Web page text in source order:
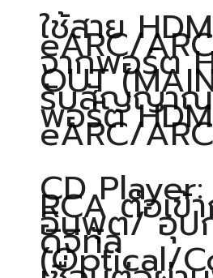
ใช้สาย
eARC/
จากพอร์ต
OUT
รับสัญญาณ
พอร์ต
eARC/
CD Player:
RCA ต่อเข้
อินพุต/ อุป
ดิจิทัล
(Optical/